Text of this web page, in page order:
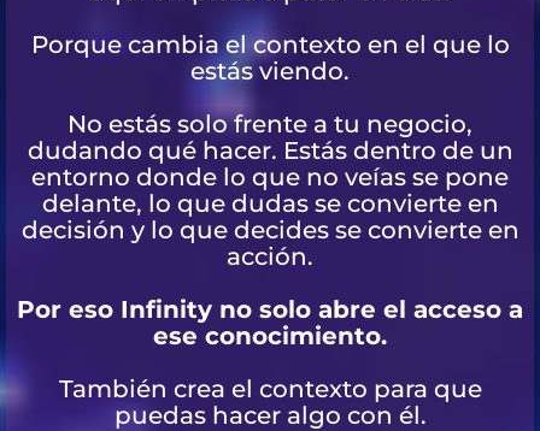
Porque cambia el contexto en el que lo
estás viendo.
No estás solo frente a tu negocio,
dudando qué hacer. Estás dentro de un
entorno donde lo que no veías se pone
delante, lo que dudas se convierte en
decisión y lo que decides se convierte en
acción.
Por eso Infinity no solo abre el acceso a
ese conocimiento.
También crea el contexto para que
puedas hacer algo con él.